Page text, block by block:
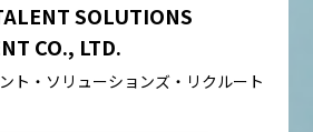
SOLUTIONS
CO., LTD.
ト・ソリューションズ・リクルート